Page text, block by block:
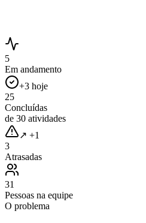
5
Em andamento
+3 hoje
25
Concluídas
de 30 atividades
↗ +1
3
Atrasadas
31
Pessoas na equipe
O problema